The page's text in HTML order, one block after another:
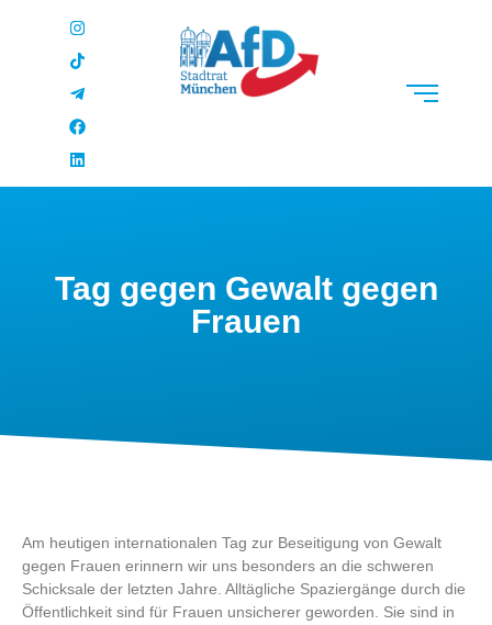
Tag gegen Gewalt gegen
Frauen
Am heutigen internationalen Tag zur Beseitigung von Gewalt
gegen Frauen erinnern wir uns besonders an die schweren
Schicksale der letzten Jahre. Alltägliche Spaziergänge durch die
Öffentlichkeit sind für Frauen unsicherer geworden. Sie sind in